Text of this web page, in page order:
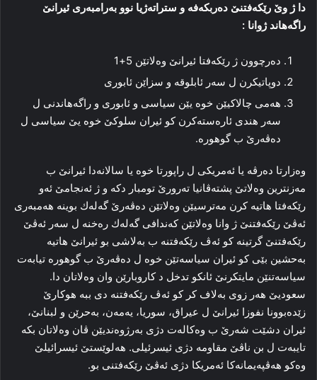
دا ژ وێ رێكه‌فتنێ ده‌ربكه‌فە و ستراتەژیا نوو به‌رامبه‌رى ئیرانێ ‌
راگه‌هاند ژوانا :
ده‌رچوون ژ رێكه‌فتا ئیرانێ وه‌لاتێن 5+1
دوپاتیكرن ل سه‌ر ئابلوقه‌ و سزاێن ئابورى
هه‌مى چالاكیێن خوە یێن سیاسی و ئابورى و راگه‌هاندنى ل
سه‌ر هندى ئارەستەكرن كو ئیران سلوكێ خوە یێ سیاسی ل
ده‌ڤه‌رێ ب گوهورە.
وه‌زارتا ده‌رڤه‌ یا ئه‌مریكى ل راپورتا خوە یا سالانەدا ئیرانێ ب
مه‌زنترین وه‌لاتێ پشته‌ڤانیا تەرورێ تومبار دكە و ژ ئه‌نجامێ ئه‌و
رێكه‌فتا ھاتیە‌ كرن مه‌ترسیێن وه‌لاتێن ده‌ڤه‌رێ گەلەك بوینه‌ هه‌مبه‌رى
ئه‌ڤێ رێكه‌فتنێ ژ وانا وه‌لاتێن كه‌ندافى گەلەك ره‌خنه‌ ل سه‌ر ئه‌ڤێ
رێكه‌فتنێ گرتینه‌ كو ئه‌ڤ رێكه‌فتنه‌ ب به‌لاشى بو ئیرانێ ھاتیە‌
به‌حشین بێی كو ئیران سیاسه‌تێن خوە ل ده‌ڤه‌رێ ب گوهورە تیابەت
سیاسه‌تنێن مایتكرنێ ئانكو تدخل د كاروبارێن وان وەلاتان دا.
سعودیێ هه‌ر زوى به‌لاف كر كو ئه‌ڤ رێكه‌فتنه‌ دى ببە هوكارێ
زێده‌بوونا نفوزا ئیرانێ ل عیراق، سوریا، یەمەن، بەحرێن و لبنانێ،
ئیران دشێت شه‌رێ ب وه‌كاله‌ت دژی به‌رژوه‌ندیێن ڤان وه‌لاتان بكه‌
تایبەت ل بن ناڤێ مقاومه‌ دژى ئیسرئیلى. هه‌لوێستێ ئیسرائیلێ
وه‌كو هه‌ڤپه‌یمانه‌كا ئەمریكا دژى ئه‌ڤێ رێكه‌فتنى بو‌.